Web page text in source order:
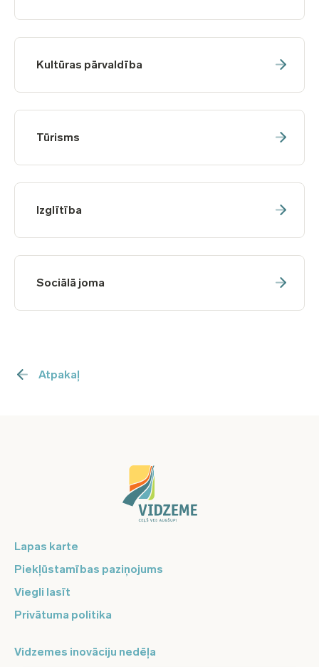
Kultūras pārvaldība
Tūrisms
Izglītība
Sociālā joma
Atpakaļ
Lapas karte
Piekļūstamības paziņojums
Viegli lasīt
Privātuma politika
Vidzemes inovāciju nedēļa